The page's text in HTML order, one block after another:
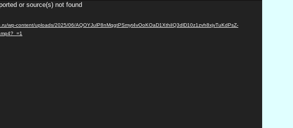
or source(s) not found
wp-content/uploads/2025/06/AQOYJulP8nMqgtPSmyt4vOoKOaD1XthiIQ3dlD10z1zvh8xjvTuKdPsZ-